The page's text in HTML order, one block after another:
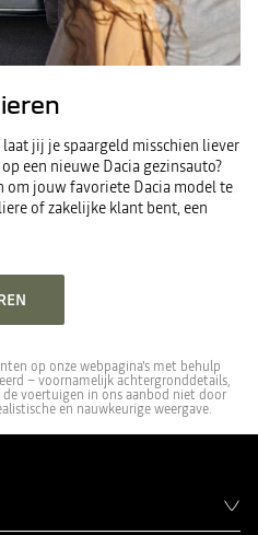
jij je spaargeld misschien liever
een nieuwe Dacia gezinsauto?
jouw favoriete Dacia model te
of zakelijke klant bent, een
op onze webpagina's met behulp
– voornamelijk achtergronddetails,
voertuigen in ons aanbod niet door
en nauwkeurige weergave.